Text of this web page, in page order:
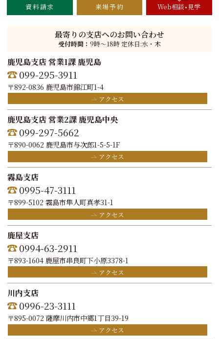
資料請求 来場予約 Web相談 見学
最寄りの支店へのお問い合わせ
受付時間： 9時〜18時 定休日:水・木
鹿児島支店 営業1課 鹿児島
099-295-3911
〒892-0836 鹿児島市錦江町1-4
アクセス
鹿児島支店 営業2課 鹿児島中央
099-297-5662
〒890-0062 鹿児島市与次郎1-5-5-1F
アクセス
霧島支店
0995-47-3111
〒899-5102 霧島市隼人町真孝31-1
アクセス
鹿屋支店
0994-63-2911
〒893-1604 鹿屋市串良町下小原3378-1
アクセス
川内支店
0996-23-3111
〒895-0072 薩摩川内市中郷1丁目39-19
アクセス